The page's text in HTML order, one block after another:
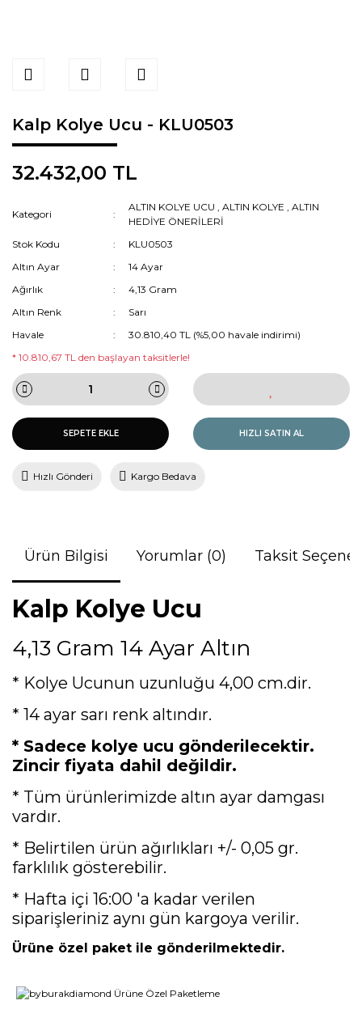
Kalp Kolye Ucu - KLU0503
32.432,00 TL
Kategori
ALTIN KOLYE UCU ,ALTIN KOLYE ,ALTIN
HEDİYE ÖNERİLERİ
Stok Kodu
KLU0503
Altın Ayar
14 Ayar
Ağırlık
4,13 Gram
Altın Renk
Sarı
Havale
30.810,40 TL (%5,00 havale indirimi)
* 10.810,67 TL den başlayan taksitlerle!
SEPETE EKLE HIZLI SATIN AL
Hızlı Gönderi Kargo Bedava
Ürün Bilgisi Yorumlar (0) Taksit
Kalp Kolye Ucu
4,13 Gram 14 Ayar Altın
* Kolye Ucunun uzunluğu 4,00 cm.dir.
* 14 ayar sarı renk altındır.
* Sadece kolye ucu gönderilecektir.
Zincir fiyata dahil değildir.
* Tüm ürünlerimizde altın ayar damgası
vardır.
* Belirtilen ürün ağırlıkları +/- 0,05 gr.
farklılık gösterebilir.
* Hafta içi 16:00 'a kadar verilen
siparişleriniz aynı gün kargoya verilir.
Ürüne özel paket ile gönderilmektedir.